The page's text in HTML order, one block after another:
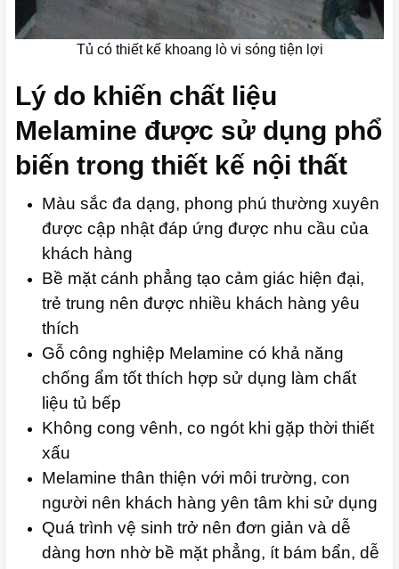
Tủ có thiết kế khoang lò vi sóng tiện lợi
Lý do khiến chất liệu
Melamine được sử dụng phổ
biến trong thiết kế nội thất
Màu sắc đa dạng, phong phú thường xuyên
được cập nhật đáp ứng được nhu cầu của
khách hàng
Bề mặt cánh phẳng tạo cảm giác hiện đại,
trẻ trung nên được nhiều khách hàng yêu
thích
Gỗ công nghiệp Melamine có khả năng
chống ẩm tốt thích hợp sử dụng làm chất
liệu tủ bếp
Không cong vênh, co ngót khi gặp thời thiết
xấu
Melamine thân thiện với môi trường, con
người nên khách hàng yên tâm khi sử dụng
Quá trình vệ sinh trở nên đơn giản và dễ
dàng hơn nhờ bề mặt phẳng, ít bám bẩn, dễ